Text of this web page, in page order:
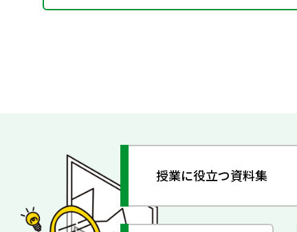
授業に役立つ資料集